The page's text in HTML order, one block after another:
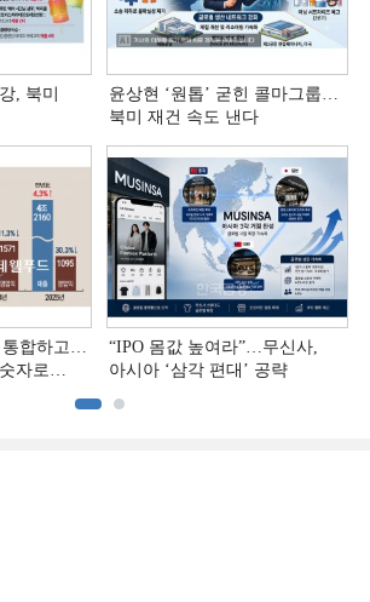
, 북미
윤상현 ‘원톱ʼ 굳힌 콜마그룹…
북미 재건 속도 낸다
합하고…
자로
“IPO 몸값 높여라”…무신사,
아시아 ‘삼각 편대’ 공략